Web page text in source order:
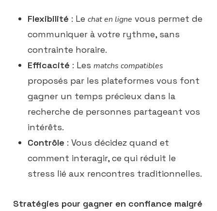
Flexibilité : Le chat en ligne vous permet de
communiquer à votre rythme, sans
contrainte horaire.
Efficacité : Les matchs compatibles
proposés par les plateformes vous font
gagner un temps précieux dans la
recherche de personnes partageant vos
intérêts.
Contrôle : Vous décidez quand et
comment interagir, ce qui réduit le
stress lié aux rencontres traditionnelles.
Stratégies pour gagner en confiance malgré